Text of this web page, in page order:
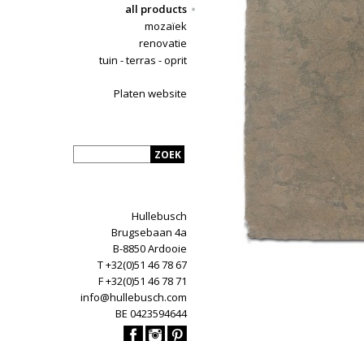
all products
mozaïek
renovatie
tuin - terras - oprit
Platen website
Hullebusch
Brugsebaan 4a
B-8850 Ardooie
T +32(0)51 46 78 67
F +32(0)51 46 78 71
info@hullebusch.com
BE 0423594644